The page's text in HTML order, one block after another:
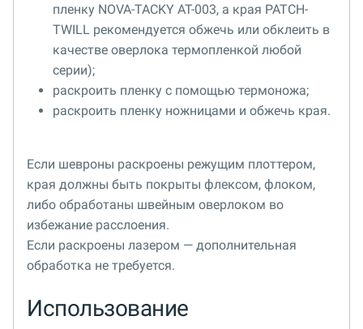
пленку NOVA-TACKY AT-003, а края PATCH-
TWILL рекомендуется обжечь или обклеить в
качестве оверлока термопленкой любой
серии);
раскроить пленку с помощью термоножа;
раскроить пленку ножницами и обжечь края.
Если шевроны раскроены режущим плоттером,
края должны быть покрыты флексом, флоком,
либо обработаны швейным оверлоком во
избежание расслоения.
Если раскроены лазером — дополнительная
обработка не требуется.
Использование